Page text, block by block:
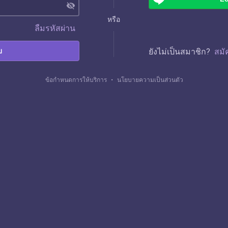
visibility_off
ลืมรหัสผ่าน
หรือ
ยังไม่เป็นสมาชิก? สมั
ข้อกำหนดการให้บริการ ・ นโยบายความเป็นส่วนตัว